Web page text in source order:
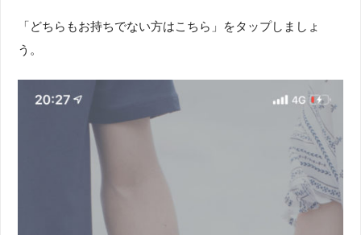
「どちらもお持ちでない方はこちら」をタップしましょ
う。